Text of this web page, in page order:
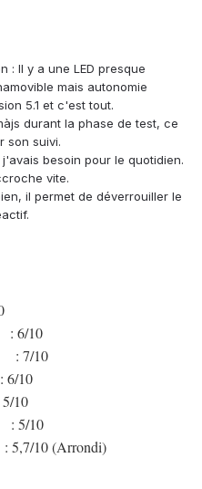
: Il y a une LED presque
mais autonomie
5.1 et c'est tout.
durant la phase de test, ce
son suivi.
besoin pour le quotidien.
vite.
il permet de déverrouiller le
(Arrondi)